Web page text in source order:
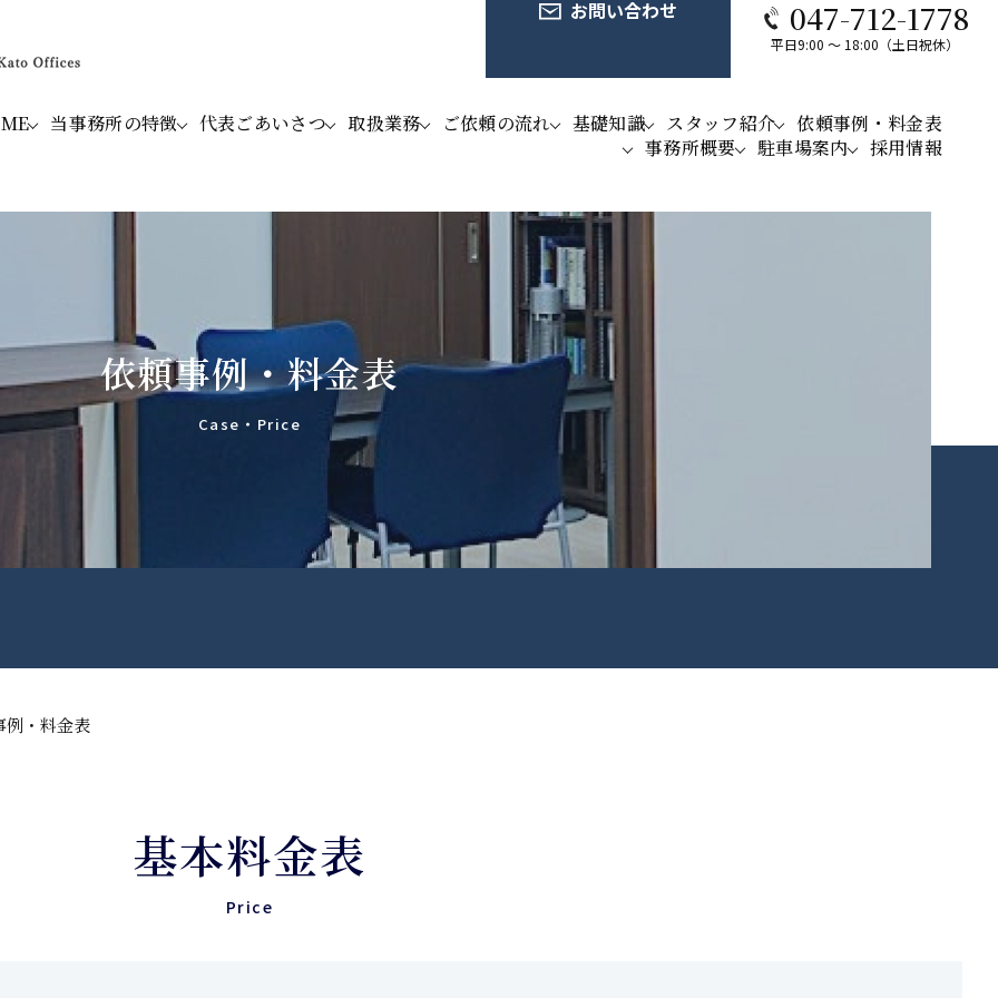
当事務所の特徴 代表ごあいさつ 取扱業務 ご依頼の流れ 基礎知識 スタッフ紹介
依頼事例・料金表
事務所概要
駐車場案内 採用情報
お問い合わせ 047-712-1778
平日9:00 ～ 18:00（土日祝休）
依頼事例・料金表
例・料金表
基本料金表
Price